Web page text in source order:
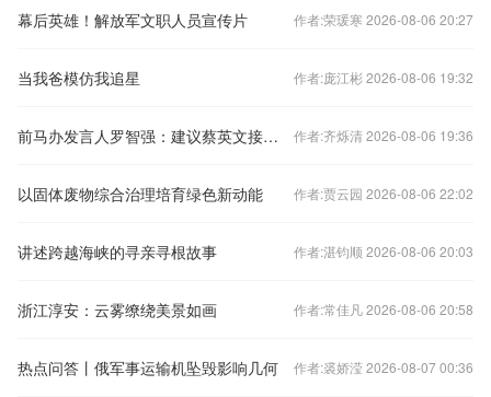
幕后英雄！解放军文职人员宣传片 作者:荣瑗寒 2026-08-06 20:27
当我爸模仿我追星 作者:庞江彬 2026-08-06 19:32
前马办发言人罗智强：建议蔡英文接受“九二共识” 作者:齐烁清 2026-08-06 19:36
以固体废物综合治理培育绿色新动能 作者:贾云园 2026-08-06 22:02
讲述跨越海峡的寻亲寻根故事 作者:湛钧顺 2026-08-06 20:03
浙江淳安：云雾缭绕美景如画 作者:常佳凡 2026-08-06 20:58
热点问答丨俄军事运输机坠毁影响几何 作者:裘娇滢 2026-08-07 00:36